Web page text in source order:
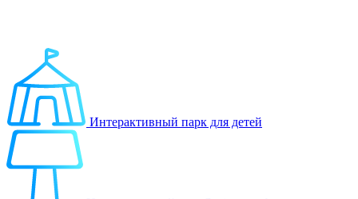
Интерактивный парк для детей